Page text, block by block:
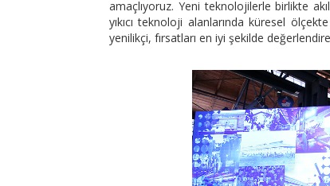
amaçlıyoruz. Yeni teknolojilerle birlikte
yıkıcı teknoloji alanlarında küresel
yenilikçi, fırsatları en iyi şekilde